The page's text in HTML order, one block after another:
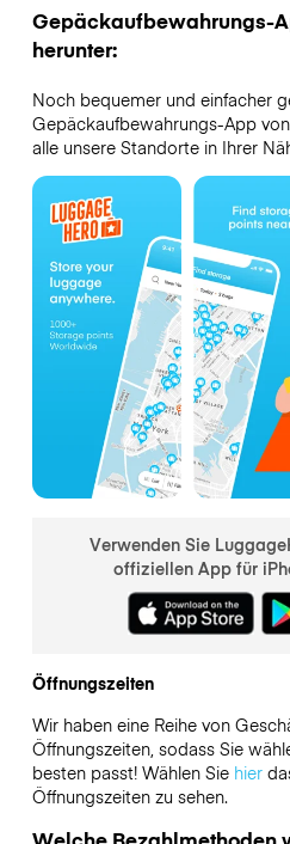
Gepäckaufbewahrungs-
herunter:
Noch bequemer und einfacher
Gepäckaufbewahrungs-App
alle unsere Standorte in Ihrer
Verwenden Sie
offiziellen App für
Öffnungszeiten
Wir haben eine Reihe von
Öffnungszeiten, sodass Sie
besten passt! Wählen Sie hier
Öffnungszeiten zu sehen.